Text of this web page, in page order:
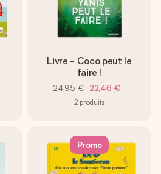
Livre - Coco peut le
faire !
24,95 € 22,46 €
2 produits
Promo